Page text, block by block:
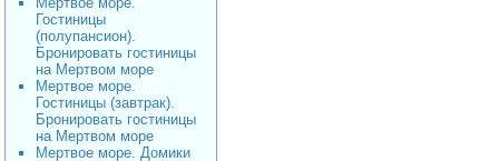
Гостиницы
(полупансион).
Бронировать гостиницы
на Мертвом море
Мертвое море.
Гостиницы (завтрак).
Бронировать гостиницы
на Мертвом море
Мертвое море. Домики